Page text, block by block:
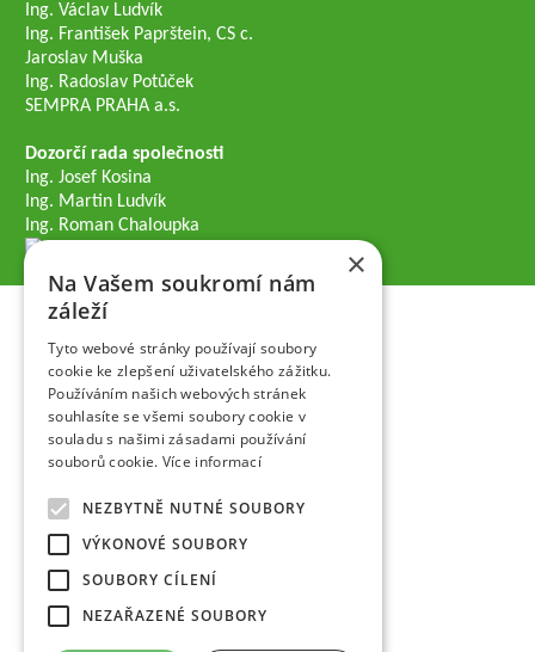
Ing. Václav Ludvík
Ing. František Paprštein, CS c.
Jaroslav Muška
Ing. Radoslav Potůček
SEMPRA PRAHA a.s.
Dozorčí rada společnosti
Ing. Josef Kosina
Ing. Martin Ludvík
Ing. Roman Chaloupka
×
Na Vašem soukromí nám
záleží
Tyto webové stránky používají soubory
cookie ke zlepšení uživatelského zážitku.
Používáním našich webových stránek
souhlasíte se všemi soubory cookie v
souladu s našimi zásadami používání
souborů cookie. Více informací
NEZBYTNĚ NUTNÉ SOUBORY
VÝKONOVÉ SOUBORY
SOUBORY CÍLENÍ
NEZAŘAZENÉ SOUBORY